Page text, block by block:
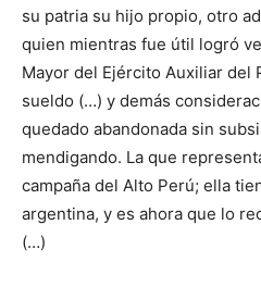
su patria su hijo propio, otro
quien mientras fue útil logró
Mayor del Ejército Auxiliar del
sueldo (…) y demás
quedado abandonada sin
mendigando. La que
campaña del Alto Perú; ella
argentina, y es ahora que lo
(…)